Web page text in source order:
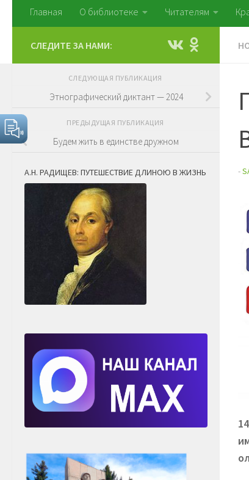
Главная О библиотеке Читателям
-
СЛЕДИТЕ ЗА НАМИ:
СЛЕДУЮЩАЯ ПУБЛИКАЦИЯ
Этнографический диктант — 2024
ПРЕДЫДУЩАЯ ПУБЛИКАЦИЯ
Будем жить в единстве дружном
А.Н. РАДИЩЕВ: ПУТЕШЕСТВИЕ ДЛИНОЮ В ЖИЗНЬ